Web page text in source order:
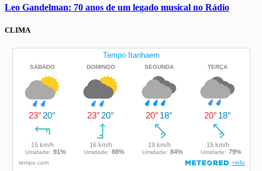
Leo Gandelman: 70 anos de um legado musical no Rádio
CLIMA